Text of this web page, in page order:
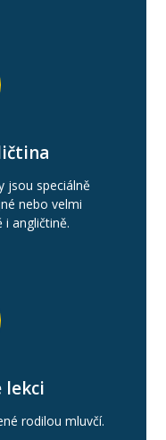
jsou speciálně
nebo velmi
i angličtině.
lekci
rodilou mluvčí.